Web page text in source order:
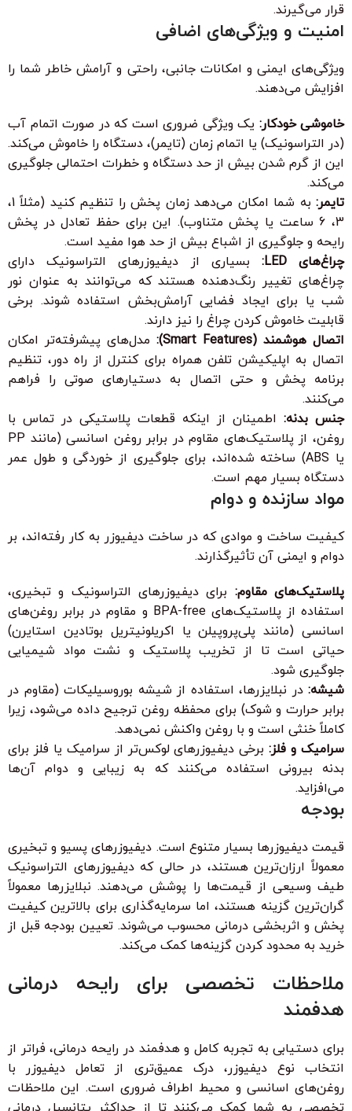
قرار می‌گیرند.
امنیت و ویژگی‌های اضافی
ویژگی‌های ایمنی و امکانات جانبی، راحتی و آرامش خاطر شما را
افزایش می‌دهند.
خاموشی خودکار: یک ویژگی ضروری است که در صورت اتمام آب
(در التراسونیک) یا اتمام زمان (تایمر)، دستگاه را خاموش می‌کند.
این از گرم شدن بیش از حد دستگاه و خطرات احتمالی جلوگیری
می‌کند.
تایمر:
به شما امکان می‌دهد زمان پخش را تنظیم کنید (مثلاً 1،
3، 6 ساعت یا پخش متناوب). این برای حفظ تعادل در پخش
رایحه و جلوگیری از اشباع بیش از حد هوا مفید است.
چراغ‌های LED:
بسیاری از دیفیوزرهای التراسونیک دارای
چراغ‌های تغییر رنگ‌دهنده هستند که می‌توانند به عنوان نور
شب یا برای ایجاد فضایی آرامش‌بخش استفاده شوند. برخی
قابلیت خاموش کردن چراغ را نیز دارند.
اتصال هوشمند (Smart Features):
مدل‌های پیشرفته‌تر امکان
اتصال به اپلیکیشن تلفن همراه برای کنترل از راه دور، تنظیم
برنامه پخش و حتی اتصال به دستیارهای صوتی را فراهم
می‌کنند.
جنس بدنه: اطمینان از اینکه قطعات پلاستیکی در تماس با
روغن، از پلاستیک‌های مقاوم در برابر روغن اسانسی (مانند PP
یا ABS) ساخته شده‌اند، برای جلوگیری از خوردگی و طول عمر
دستگاه بسیار مهم است.
مواد سازنده و دوام
کیفیت ساخت و موادی که در ساخت دیفیوزر به کار رفته‌اند، بر
دوام و ایمنی آن تأثیرگذارند.
پلاستیک‌های مقاوم: برای دیفیوزرهای التراسونیک و تبخیری،
استفاده از پلاستیک‌های BPA-free و مقاوم در برابر روغن‌های
اسانسی (مانند پلی‌پروپیلن یا اکریلونیتریل بوتادین استایرن)
حیاتی است تا از تخریب پلاستیک و نشت مواد شیمیایی
جلوگیری شود.
شیشه: در نبلایزرها، استفاده از شیشه بوروسیلیکات (مقاوم در
برابر حرارت و شوک) برای محفظه روغن ترجیح داده می‌شود، زیرا
کاملاً خنثی است و با روغن واکنش نمی‌دهد.
سرامیک و فلز:برخی دیفیوزرهای لوکس‌تر از سرامیک یا فلز برای
بدنه بیرونی استفاده می‌کنند که به زیبایی و دوام آن‌ها
می‌افزاید.
بودجه
قیمت دیفیوزرها بسیار متنوع است. دیفیوزرهای پسیو و تبخیری
معمولاً ارزان‌ترین هستند، در حالی که دیفیوزرهای التراسونیک
طیف وسیعی از قیمت‌ها را پوشش می‌دهند. نبلایزرها معمولاً
گران‌ترین گزینه هستند، اما سرمایه‌گذاری برای بالاترین کیفیت
پخش و اثربخشی درمانی محسوب می‌شوند. تعیین بودجه قبل از
خرید به محدود کردن گزینه‌ها کمک می‌کند.
ملاحظات تخصصی برای رایحه درمانی
هدفمند
برای دستیابی به تجربه کامل و هدفمند در رایحه درمانی، فراتر از
انتخاب نوع دیفیوزر، درک عمیق‌تری از تعامل دیفیوزر با
روغن‌های اسانسی و محیط اطراف ضروری است. این ملاحظات